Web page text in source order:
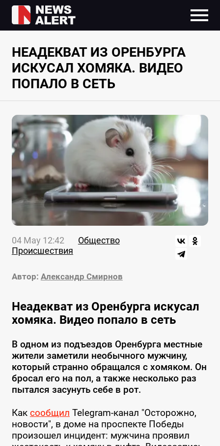
НЕАДЕКВАТ ИЗ ОРЕНБУРГА
ИСКУСАЛ ХОМЯКА. ВИДЕО
ПОПАЛО В СЕТЬ
04 May 12:42
Общество
Происшествия
Автор: Александр Смирнов
Неадекват из Оренбурга искусал
хомяка. Видео попало в сеть
В одном из подъездов Оренбурга местные
жители заметили необычного мужчину,
который странно обращался с хомяком. Он
бросал его на пол, а также несколько раз
пытался засунуть себе в рот.
Как сообщил Telegram-канал "Осторожно,
новости", в доме на проспекте Победы
произошел инцидент: мужчина проявил